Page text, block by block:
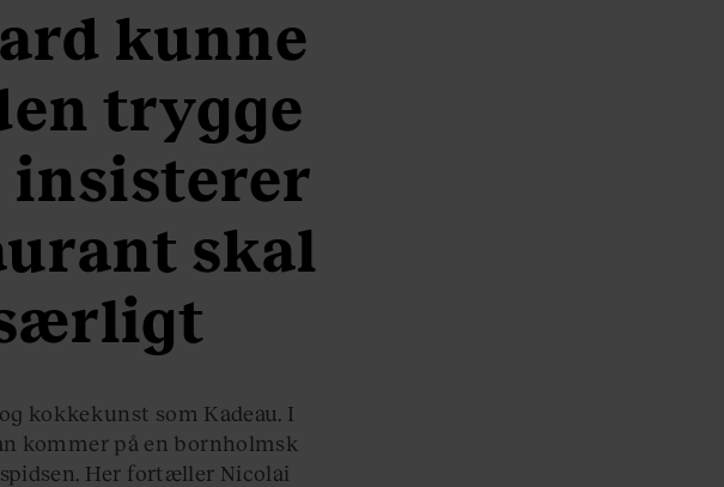
kunne
trygge
insisterer
skal
kokkekunst som Kadeau. I
kommer på en bornholmsk
Her fortæller Nicolai